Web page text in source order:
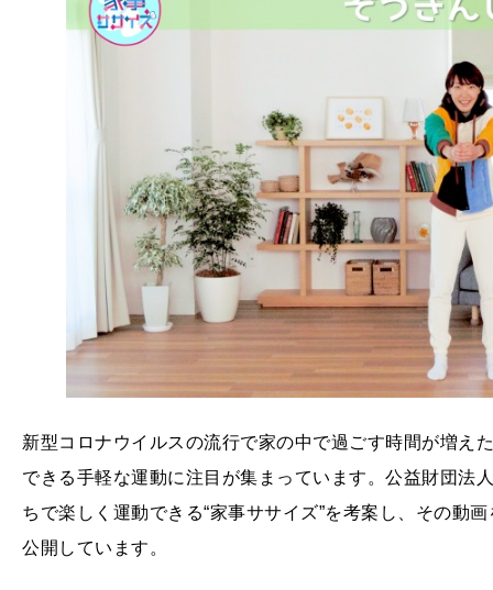
新型コロナウイルスの流行で家の中で過ごす時間が増え
できる手軽な運動に注目が集まっています。公益財団法
ちで楽しく運動できる“家事ササイズ”を考案し、その動
公開しています。